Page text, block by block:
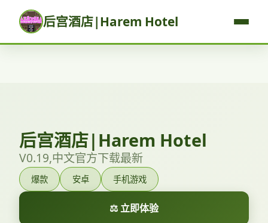
后宫酒店|Harem Hotel
后宫酒店|Harem Hotel
V0.19,中文官方下载最新
爆款 安卓 手机游戏
⚖️ 立即体验